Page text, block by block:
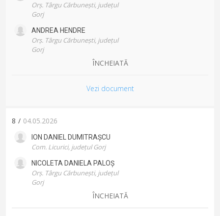
Orș. Târgu Cărbunești, județul
Gorj
ANDREA HENDRE
Orș. Târgu Cărbunești, județul
Gorj
ÎNCHEIATĂ
Vezi document
8 / 04.05.2026
ION DANIEL DUMITRAȘCU
Com. Licurici, județul Gorj
NICOLETA DANIELA PALOȘ
Orș. Târgu Cărbunești, județul
Gorj
ÎNCHEIATĂ